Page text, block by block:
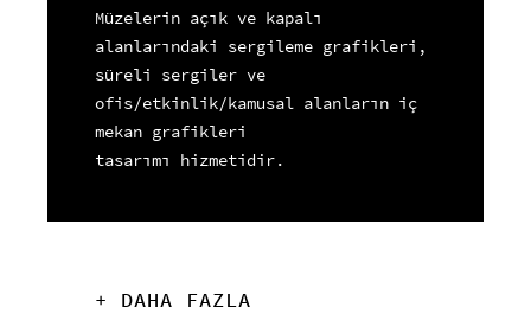
Müzelerin açık ve kapalı
alanlarındaki sergileme grafikleri,
süreli sergiler ve
ofis/etkinlik/kamusal alanların iç
mekan grafikleri
tasarımı hizmetidir.
+ DAHA FAZLA